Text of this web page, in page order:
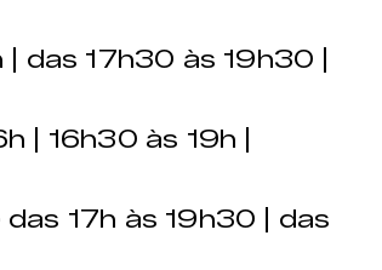
| das 17h30 às 19h30 |
| 16h30 às 19h |
das 17h às 19h30 | das